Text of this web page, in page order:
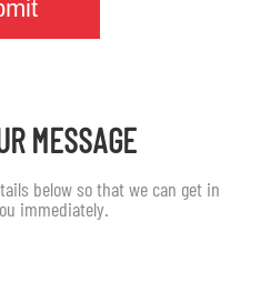
MESSAGE
below so that we can get in
immediately.